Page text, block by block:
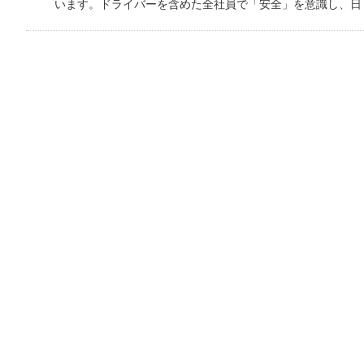
います。ドライバーを含めた全社員で「安全」を意識し、日